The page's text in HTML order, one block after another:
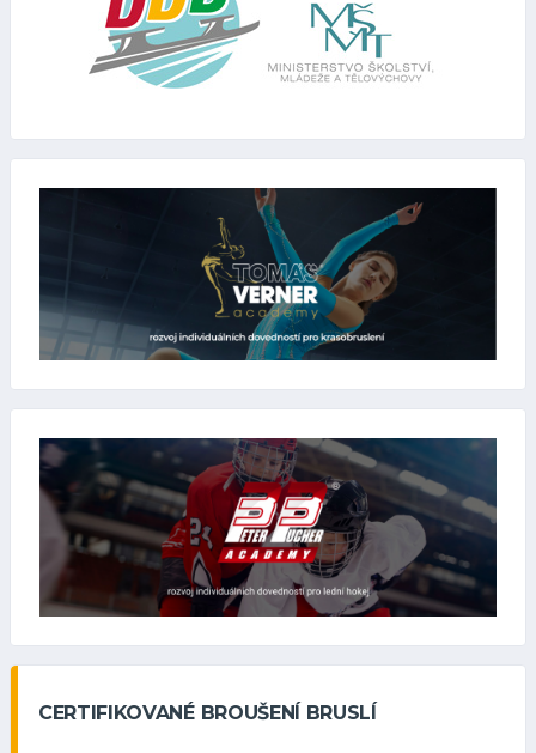
CERTIFIKOVANÉ BROUŠENÍ BRUSLÍ